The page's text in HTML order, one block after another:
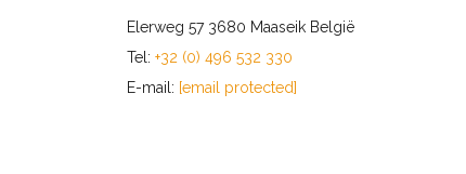
Elerweg 57 3680 Maaseik België
Tel: +32 (0) 496 532 330
E-mail: [email protected]